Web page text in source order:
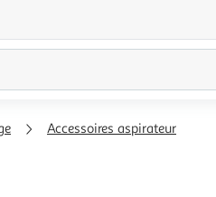
Accessoires aspirateur